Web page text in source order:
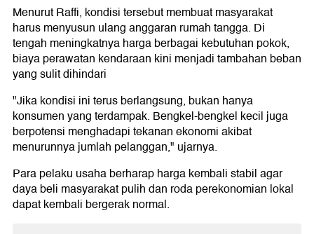
Menurut Raffi, kondisi tersebut membuat masyarakat
harus menyusun ulang anggaran rumah tangga. Di
tengah meningkatnya harga berbagai kebutuhan pokok,
biaya perawatan kendaraan kini menjadi tambahan beban
yang sulit dihindari
"Jika kondisi ini terus berlangsung, bukan hanya
konsumen yang terdampak. Bengkel-bengkel kecil juga
berpotensi menghadapi tekanan ekonomi akibat
menurunnya jumlah pelanggan," ujarnya.
Para pelaku usaha berharap harga kembali stabil agar
daya beli masyarakat pulih dan roda perekonomian lokal
dapat kembali bergerak normal.